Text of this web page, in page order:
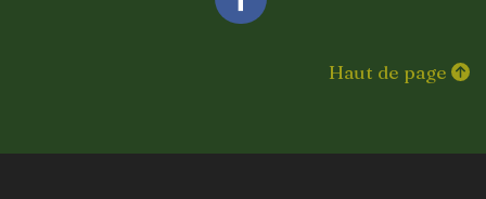
Haut de page